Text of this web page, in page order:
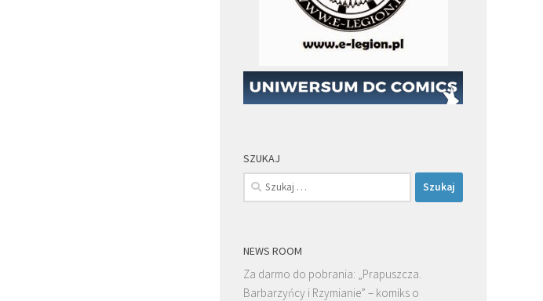
SZUKAJ
Szukaj:
NEWS ROOM
Za darmo do pobrania: „Prapuszcza.
Barbarzyńcy i Rzymianie” – komiks o